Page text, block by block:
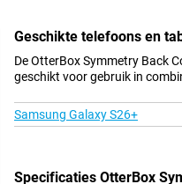
Geschikte telefoons en
De OtterBox Symmetry Back
geschikt voor gebruik in
Samsung Galaxy S26+
Specificaties OtterBox